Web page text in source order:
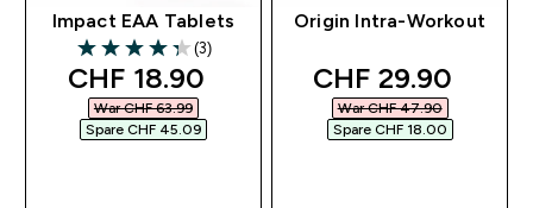
Impact EAA Tablets
4.33 out of 5 stars
(3)
discounted price
CHF 18.90‎
War CHF 63.99‎
Spare CHF 45.09‎
Origin Intra-Workout
discounted price
CHF 29.90‎
War CHF 47.90‎
Spare CHF 18.00‎